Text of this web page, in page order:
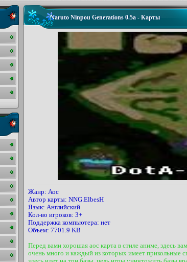
Naruto Ninpou Generations 0.5a - Карты
Жанр: Аос
Автор карты: NNG.ElbesH
Язык: Английский
Кол-во игроков: 3+
Поддержка компьютера: нет
Объем: 7701.9 KB
Перед вами хорошая аос карта в стиле аниме, здесь
очень много и каждый из которых имеет прикольные